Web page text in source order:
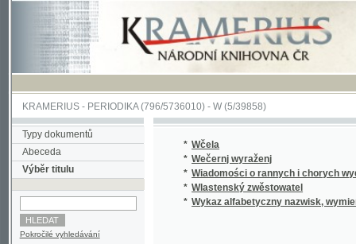
KRAMERIUS-PERIODIKA(796/5736010) -W(5/39858)
Typy dokumentů
Abeceda
Výběr titulu
Pokročilé vyhledávání
Wečernj wyraženj
Wiadomości o rannych i chorych wydane
Wlastenský zwěstowatel
Wykaz alfabetyczny nazwisk,